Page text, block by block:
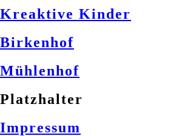
Kreaktive Kinder
Birkenhof
Mühlenhof
Platzhalter
Impressum